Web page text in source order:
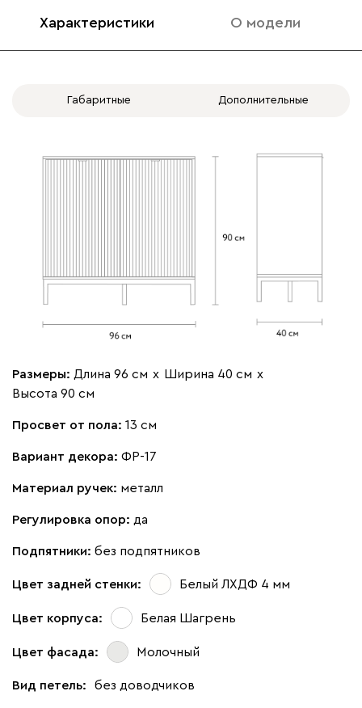
Характеристики О модели
Габаритные Дополнительные
Размеры: Длина 96 см х Ширина 40 см х
Высота 90 см
Просвет от пола: 13 см
Вариант декора: ФР-17
Материал ручек: металл
Регулировка опор: да
Подпятники: без подпятников
Цвет задней стенки: Белый ЛХДФ 4 мм
Цвет корпуса: Белая Шагрень
Цвет фасада: Молочный
Вид петель: без доводчиков